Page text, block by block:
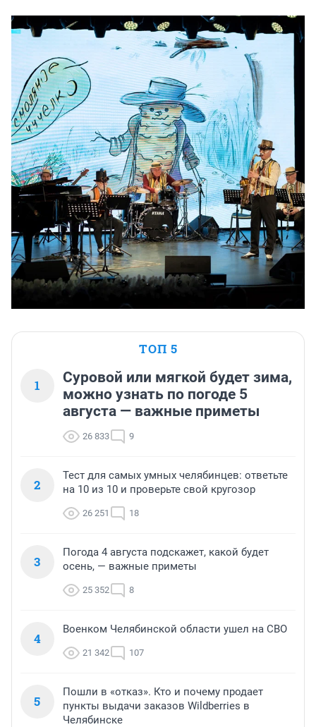
ТОП 5
1
Суровой или мягкой будет зима,
можно узнать по погоде 5
августа — важные приметы
26 833 9
2
Тест для самых умных челябинцев: ответьте
на 10 из 10 и проверьте свой кругозор
26 251 18
3
Погода 4 августа подскажет, какой будет
осень, — важные приметы
25 352 8
4
Военком Челябинской области ушел на СВО
21 342 107
5
Пошли в «отказ». Кто и почему продает
пункты выдачи заказов Wildberries в
Челябинске